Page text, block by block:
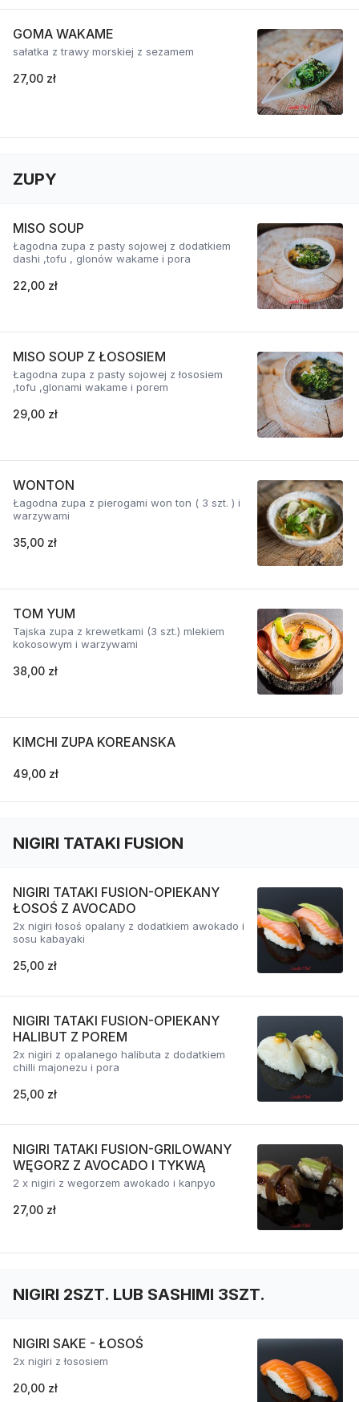
GOMA WAKAME
sałatka z trawy morskiej z sezamem
27,00 zł
ZUPY
MISO SOUP
Łagodna zupa z pasty sojowej z dodatkiem
dashi ,tofu , glonów wakame i pora
22,00 zł
MISO SOUP Z ŁOSOSIEM
Łagodna zupa z pasty sojowej z łososiem
,tofu ,glonami wakame i porem
29,00 zł
WONTON
Łagodna zupa z pierogami won ton ( 3 szt. ) i
warzywami
35,00 zł
TOM YUM
Tajska zupa z krewetkami (3 szt.) mlekiem
kokosowym i warzywami
38,00 zł
KIMCHI ZUPA KOREANSKA
49,00 zł
NIGIRI TATAKI FUSION
NIGIRI TATAKI FUSION-OPIEKANY
ŁOSOŚ Z AVOCADO
2x nigiri łosoś opalany z dodatkiem awokado i
sosu kabayaki
25,00 zł
NIGIRI TATAKI FUSION-OPIEKANY
HALIBUT Z POREM
2x nigiri z opalanego halibuta z dodatkiem
chilli majonezu i pora
25,00 zł
NIGIRI TATAKI FUSION-GRILOWANY
WĘGORZ Z AVOCADO I TYKWĄ
2 x nigiri z wegorzem awokado i kanpyo
27,00 zł
NIGIRI 2SZT. LUB SASHIMI 3SZT.
NIGIRI SAKE - ŁOSOŚ
2x nigiri z łososiem
20,00 zł